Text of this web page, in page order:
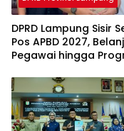
DPRD Lampung Sisir
Pos APBD 2027,
Pegawai hingga
Evaluasi